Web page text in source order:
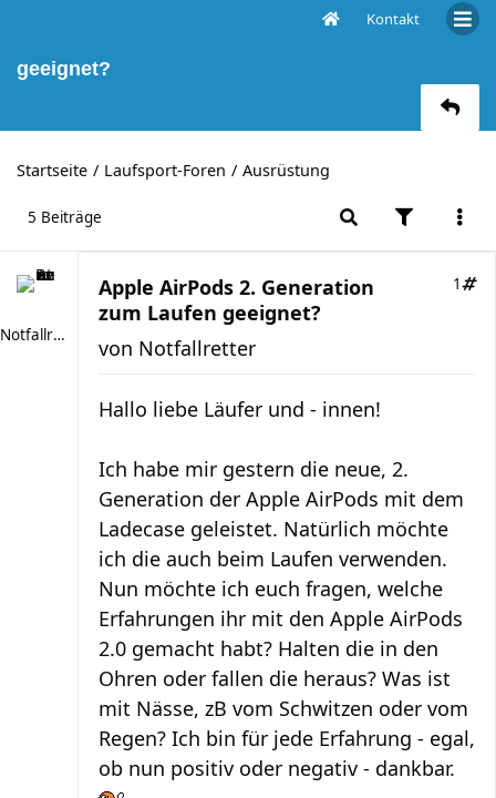
Kontakt
geeignet?
Startseite Laufsport-Foren Ausrüstung
5 Beiträge
Notfallretter
Apple AirPods 2. Generation
zum Laufen geeignet?
1
von Notfallretter
Hallo liebe Läufer und - innen!
Ich habe mir gestern die neue, 2.
Generation der Apple AirPods mit dem
Ladecase geleistet. Natürlich möchte
ich die auch beim Laufen verwenden.
Nun möchte ich euch fragen, welche
Erfahrungen ihr mit den Apple AirPods
2.0 gemacht habt? Halten die in den
Ohren oder fallen die heraus? Was ist
mit Nässe, zB vom Schwitzen oder vom
Regen? Ich bin für jede Erfahrung - egal,
ob nun positiv oder negativ - dankbar.